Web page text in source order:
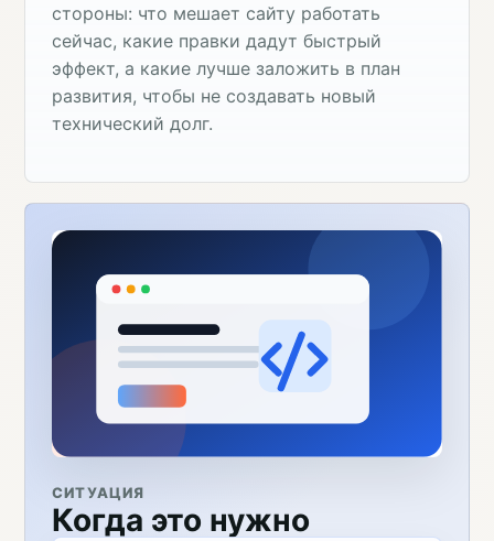
стороны: что мешает сайту работать
сейчас, какие правки дадут быстрый
эффект, а какие лучше заложить в план
развития, чтобы не создавать новый
технический долг.
СИТУАЦИЯ
Когда это нужно